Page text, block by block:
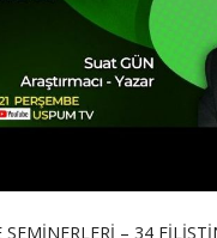
– 34